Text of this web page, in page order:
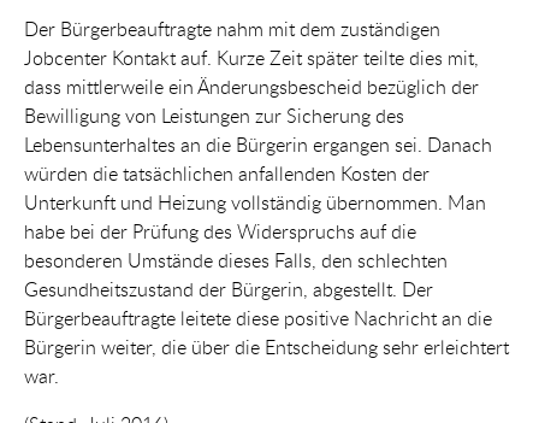
Der Bürgerbeauftragte nahm mit dem zuständigen
Jobcenter Kontakt auf. Kurze Zeit später teilte dies mit,
dass mittlerweile ein Änderungsbescheid bezüglich der
Bewilligung von Leistungen zur Sicherung des
Lebensunterhaltes an die Bürgerin ergangen sei. Danach
würden die tatsächlichen anfallenden Kosten der
Unterkunft und Heizung vollständig übernommen. Man
habe bei der Prüfung des Widerspruchs auf die
besonderen Umstände dieses Falls, den schlechten
Gesundheitszustand der Bürgerin, abgestellt. Der
Bürgerbeauftragte leitete diese positive Nachricht an die
Bürgerin weiter, die über die Entscheidung sehr erleichtert
war.